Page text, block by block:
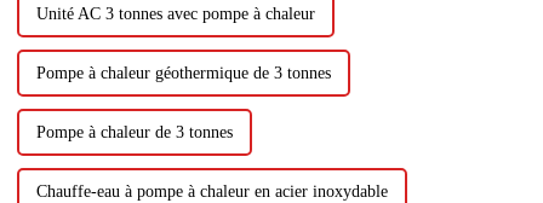
Unité AC 3 tonnes avec pompe à chaleur
Pompe à chaleur géothermique de 3 tonnes
Pompe à chaleur de 3 tonnes
Chauffe-eau à pompe à chaleur en acier inoxydable